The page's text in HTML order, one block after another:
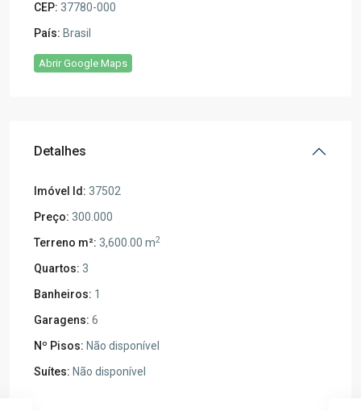
CEP: 37780-000
País: Brasil
Abrir Google Maps
Detalhes
Imóvel Id: 37502
Preço: 300.000
Terreno m²: 3,600.00 m2
Quartos: 3
Banheiros: 1
Garagens: 6
Nº Pisos: Não disponível
Suítes: Não disponível